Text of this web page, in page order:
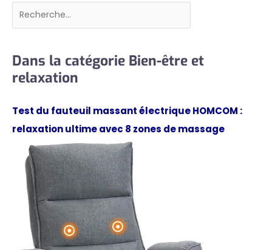
Rechercher
Dans la catégorie Bien-être et
relaxation
Test du fauteuil massant électrique HOMCOM :
relaxation ultime avec 8 zones de massage